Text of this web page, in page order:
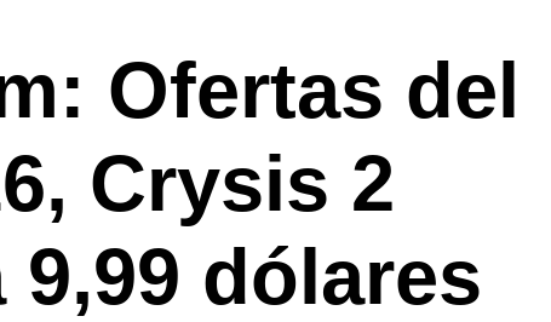
Ofertas del
Crysis 2
9,99 dólares